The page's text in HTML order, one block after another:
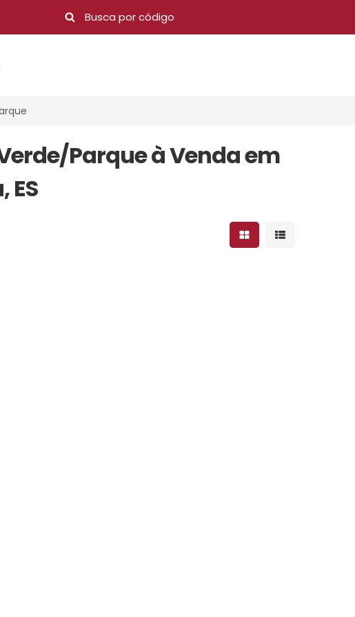
Parque à Venda em
ES
Mostrar resultados
Mostrar